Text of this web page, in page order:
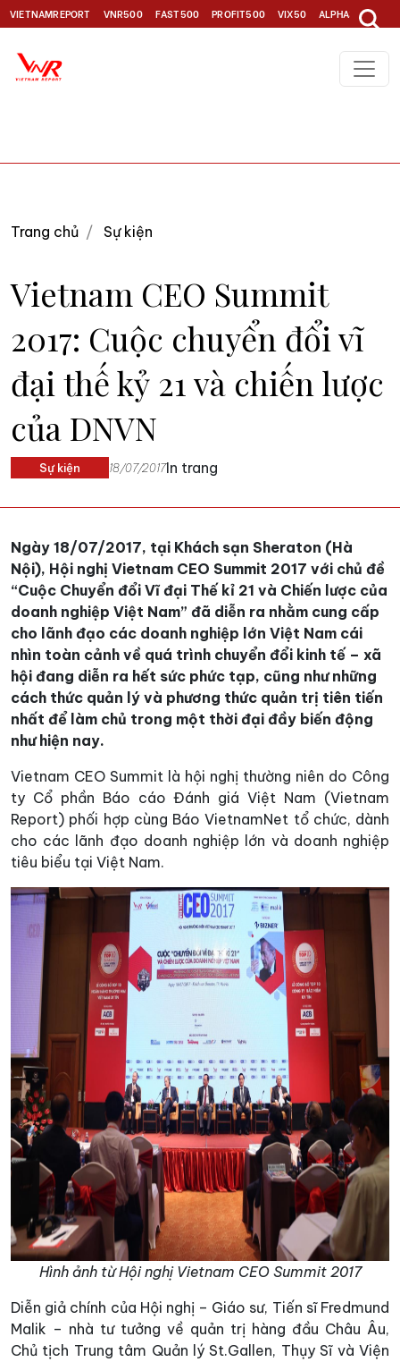
VIETNAMREPORT VNR500 FAST500 PROFIT500 VIX50 ALPHA30
Trang chủ Sự kiện
Vietnam CEO Summit
2017: Cuộc chuyển đổi vĩ
đại thế kỷ 21 và chiến lược
của DNVN
Sự kiện 18/07/2017In trang
Ngày 18/07/2017, tại Khách sạn Sheraton (Hà
Nội), Hội nghị Vietnam CEO Summit 2017 với chủ đề
“Cuộc Chuyển đổi Vĩ đại Thế kỉ 21 và Chiến lược của
doanh nghiệp Việt Nam” đã diễn ra nhằm cung cấp
cho lãnh đạo các doanh nghiệp lớn Việt Nam cái
nhìn toàn cảnh về quá trình chuyển đổi kinh tế – xã
hội đang diễn ra hết sức phức tạp, cũng như những
cách thức quản lý và phương thức quản trị tiên tiến
nhất để làm chủ trong một thời đại đầy biến động
như hiện nay.
Vietnam CEO Summit là hội nghị thường niên do Công
ty Cổ phần Báo cáo Đánh giá Việt Nam (Vietnam
Report) phối hợp cùng Báo VietnamNet tổ chức, dành
cho các lãnh đạo doanh nghiệp lớn và doanh nghiệp
tiêu biểu tại Việt Nam.
Hình ảnh từ Hội nghị Vietnam CEO Summit 2017
Diễn giả chính của Hội nghị – Giáo sư, Tiến sĩ Fredmund
Malik – nhà tư tưởng về quản trị hàng đầu Châu Âu,
Chủ tịch Trung tâm Quản lý St.Gallen, Thụy Sĩ và Viện